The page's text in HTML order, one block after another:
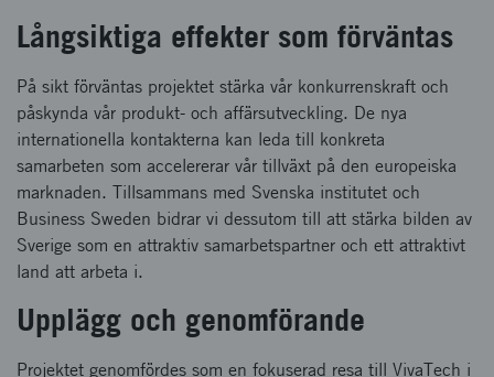
Långsiktiga effekter som förväntas
På sikt förväntas projektet stärka vår konkurrenskraft och
påskynda vår produkt- och affärsutveckling. De nya
internationella kontakterna kan leda till konkreta
samarbeten som accelererar vår tillväxt på den europeiska
marknaden. Tillsammans med Svenska institutet och
Business Sweden bidrar vi dessutom till att stärka bilden av
Sverige som en attraktiv samarbetspartner och ett attraktivt
land att arbeta i.
Upplägg och genomförande
Projektet genomfördes som en fokuserad resa till VivaTech i